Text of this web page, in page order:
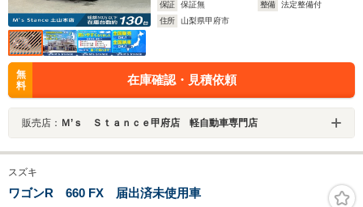
保証
保証無 整備
法定整備付
住所
山梨県甲府市
無
料
在庫確認・見積依頼
販売店： Ｍ’ｓ Ｓｔａｎｃｅ甲府店 軽自動車専門店
スズキ
ワゴンR 660 FX 届出済未使用車